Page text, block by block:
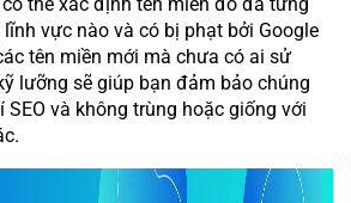
vực nào và có bị phạt bởi Google
tên miền mới mà chưa có ai sử
lưỡng sẽ giúp bạn đảm bảo chúng
và không trùng hoặc giống với